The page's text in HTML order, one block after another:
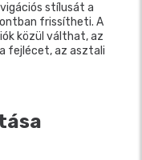
stílusát a
frissítheti. A
közül válthat, az
fejlécet, az asztali